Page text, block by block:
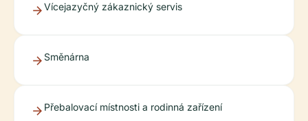
Vícejazyčný zákaznický servis
Směnárna
Přebalovací místnosti a rodinná zařízení